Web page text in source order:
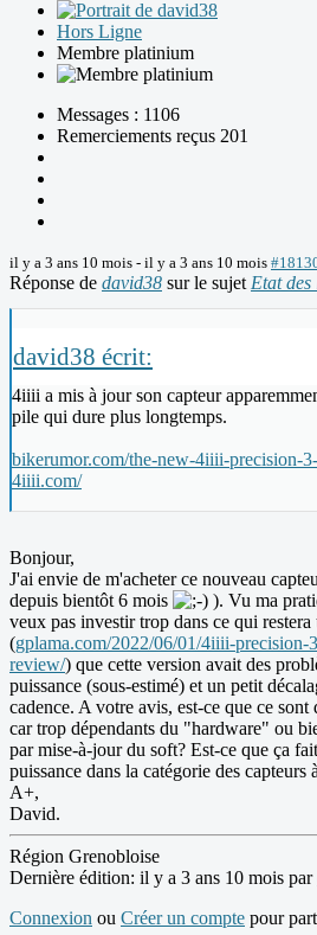
Hors Ligne
Membre platinium
Messages : 1106
Remerciements reçus 201
il y a 3 ans 10 mois - il y a 3 ans 10 mois
Réponse de david38 sur le sujet Etat des
david38 écrit:
4iiii a mis à jour son capteur
pile qui dure plus longtemps.
bikerumor.com/the-new-4iiii-precision-
4iiii.com/
Bonjour,
J'ai envie de m'acheter ce nouveau
depuis bientôt 6 mois
). Vu ma
veux pas investir trop dans ce qui
(gplama.com/2022/06/01/4iiii-precision-
review/) que cette version avait des
puissance (sous-estimé) et un petit
cadence. A votre avis, est-ce que ce
car trop dépendants du "hardware" ou
par mise-à-jour du soft? Est-ce que ça
puissance dans la catégorie des capteurs
A+,
David.
Région Grenobloise
Dernière édition: il y a 3 ans 10 mois par
Connexion ou Créer un compte pour